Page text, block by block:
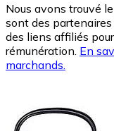
Nous avons trouvé
sont des
des liens affiliés
rémunération. En
marchands.